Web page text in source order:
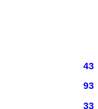
43
93
33